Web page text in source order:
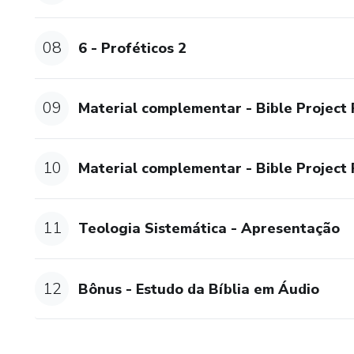
08 6 - Proféticos 2
09 Material complementar - Bible Project
10 Material complementar - Bible Project
11 Teologia Sistemática - Apresentação
12 Bônus - Estudo da Bíblia em Áudio